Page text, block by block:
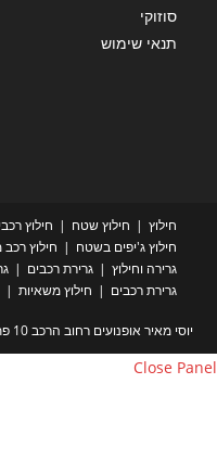
סוזוקי
תנאי שימוש
חילוץ חילוץ שטח חילוץ רכבים
חילוץ ג'יפים בשטח
חילוץ רכב
גרירה וחילוץ
גרירת רכבים
גרירת רכבים
חילוץ משאיות
יוסי מאיר אופנועים רחוב הרכב 10 פתח תקווה 0535551414
Close